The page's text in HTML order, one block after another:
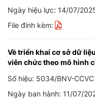
Ngày hiệu lực: 14/07/
File đính kèm:
Về triển khai cơ sở dữ
viên chức theo mô hình
Số hiệu: 5034/BNV-CCVC
Ngày ban hành: 11/07/